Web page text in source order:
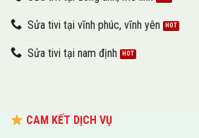
Sửa tivi tại vĩnh phúc, vĩnh yên
Sửa tivi tại nam định
CAM KẾT DỊCH VỤ